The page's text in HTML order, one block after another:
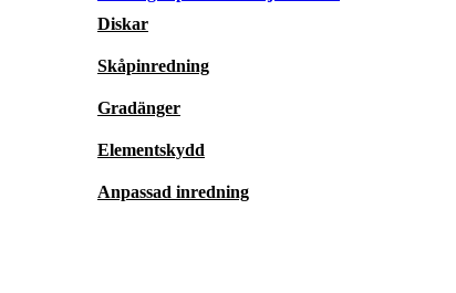
Diskar
Skåpinredning
Gradänger
Elementskydd
Anpassad inredning